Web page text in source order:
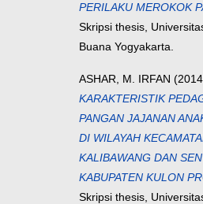
PERILAKU MEROKOK
Skripsi thesis,
Buana Yogyakarta.
ASHAR, M. IRFAN
KARAKTERISTIK
PANGAN JAJANAN
DI WILAYAH
KALIBAWANG DAN
KABUPATEN KULON
Skripsi thesis,